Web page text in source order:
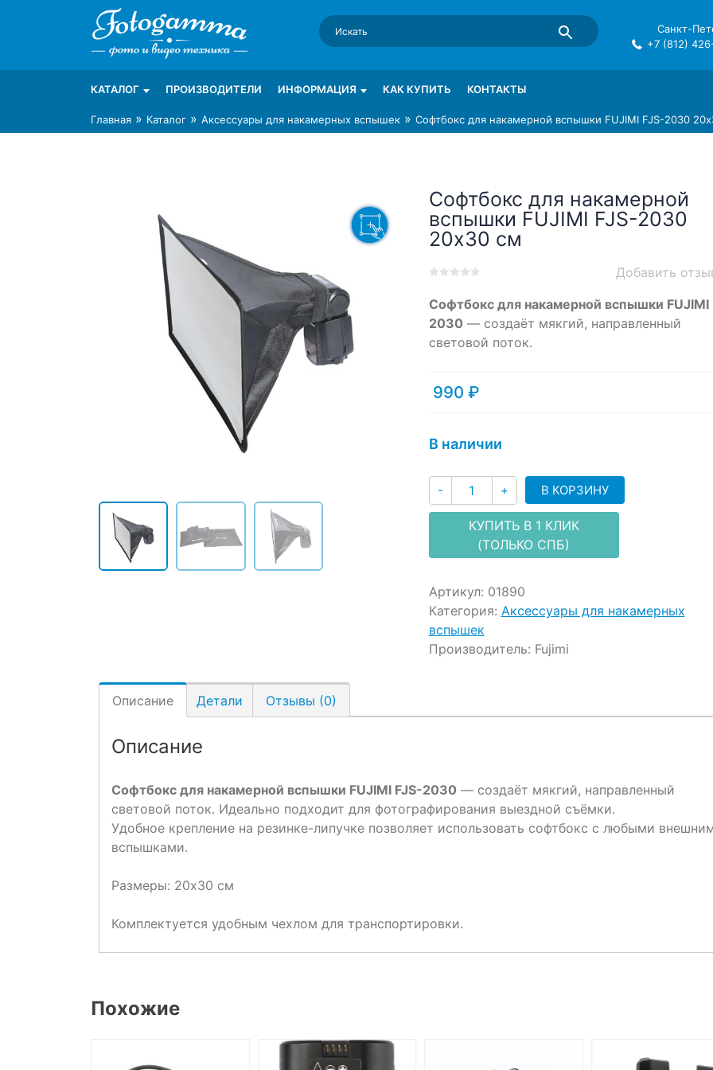
Интернет-магазин фототехники Foto-Gamma в СПб
Магазин фотоаксессуаров foto-gamma.ru
Санкт-
+7 (812)
КАТАЛОГ ПРОИЗВОДИТЕЛИ ИНФОРМАЦИЯ КАК КУПИТЬ КОНТАКТЫ
Главная » Каталог » Аксессуары для накамерных вспышек » Софтбокс для накамерной вспышки FUJIMI FJS-2030
Софтбокс для накамерной
вспышки FUJIMI FJS-2030
20х30 см
out
based
on
Добавить
Софтбокс для накамерной вспышки FUJIMI
2030 — создаёт мякгий, направленный
световой поток.
990 ₽
В наличии
- Количество
+ В КОРЗИНУ
КУПИТЬ В 1 КЛИК
(ТОЛЬКО СПБ)
Артикул: 01890
Категория: Аксессуары для накамерных
вспышек
Производитель: Fujimi
Описание Детали Отзывы (0)
Описание
Софтбокс для накамерной вспышки FUJIMI FJS-2030 — создаёт мякгий, направленный
световой поток. Идеально подходит для фотографирования выездной съёмки.
Удобное крепление на резинке-липучке позволяет использовать софтбокс с любыми
вспышками.
Размеры: 20х30 см
Комплектуется удобным чехлом для транспортировки.
Похожие